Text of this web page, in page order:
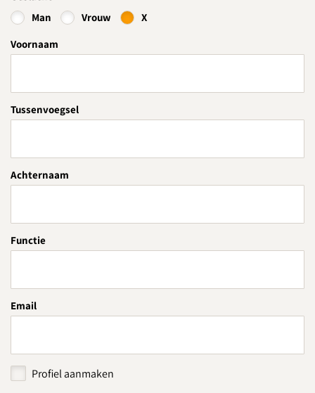
Download routebeschrijving
Man
Vrouw
X
Voornaam
Tussenvoegsel
Achternaam
Functie
Email
Profiel aanmaken